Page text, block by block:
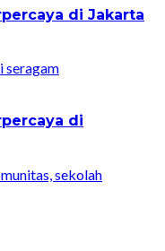
di Jakarta
seragam
di